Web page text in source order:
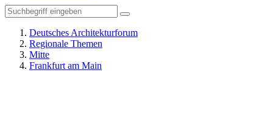
Deutsches Architekturforum
Regionale Themen
Mitte
Frankfurt am Main